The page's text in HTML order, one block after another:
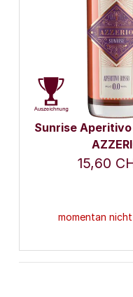
Sunrise
15,60
momentan